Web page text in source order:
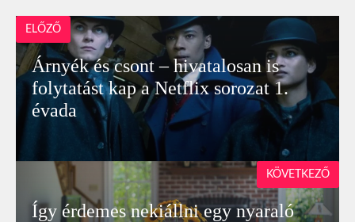
ELŐZŐ
Árnyék és csont – hivatalosan is
folytatást kap a Netflix sorozat 1.
évada
Így érdemes nekiállni egy nyaraló
KÖVETKEZŐ